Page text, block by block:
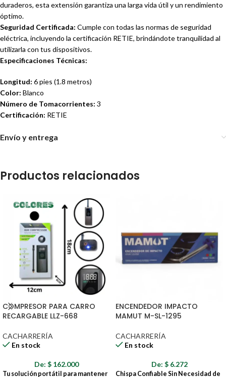
duraderos, esta extensión garantiza una larga vida útil y un rendimiento
óptimo.
Seguridad Certificada: Cumple con todas las normas de seguridad
eléctrica, incluyendo la certificación RETIE, brindándote tranquilidad al
utilizarla con tus dispositivos.
Especificaciones Técnicas:
Longitud: 6 pies (1.8 metros)
Color: Blanco
Número de Tomacorrientes: 3
Certificación: RETIE
Envío y entrega
Productos relacionados
COMPRESOR PARA CARRO
RECARGABLE LLZ-668
CACHARRERÍA
En stock
De: $ 162.000
Tu solución portátil para mantener
ENCENDEDOR IMPACTO
MAMUT M-SL-1295
CACHARRERÍA
En stock
De: $ 6.272
Chispa Confiable Sin Necesidad de